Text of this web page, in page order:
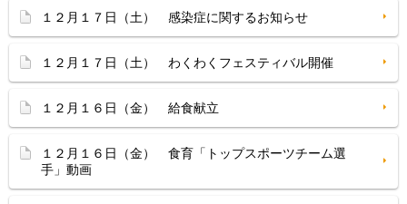
１２月１７日（土） 感染症に関するお知らせ
１２月１７日（土） わくわくフェスティバル開催
１２月１６日（金） 給食献立
１２月１６日（金） 食育「トップスポーツチーム選
手」動画